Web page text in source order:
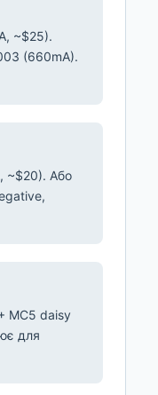
~$25).
(660mA).
~$20). Або
MC5 daisy
для